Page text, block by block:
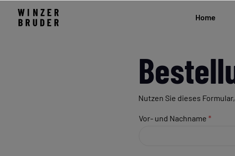
Home
Nutzen Sie dieses
Vor- und Nachname *